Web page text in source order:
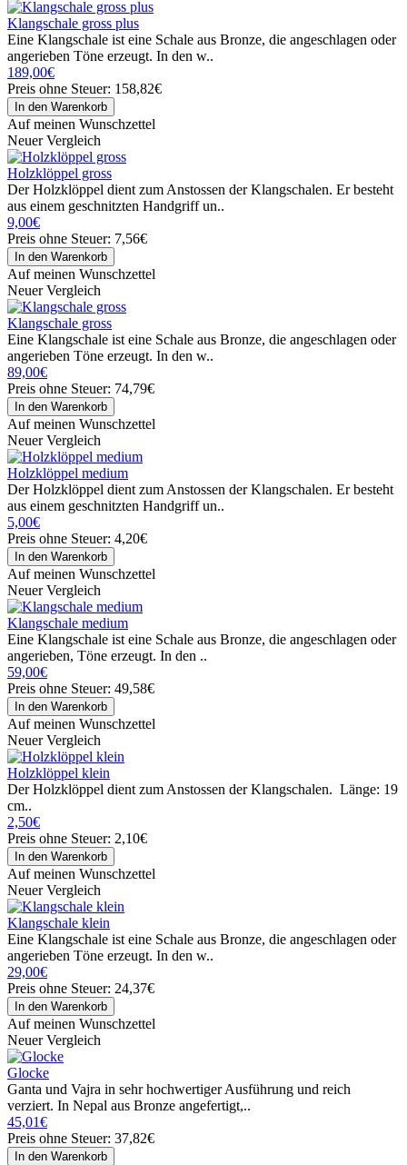
Klangschale gross plus
Eine Klangschale ist eine Schale aus Bronze, die angeschlagen oder
angerieben Töne erzeugt. In den w..
189,00€
Preis ohne Steuer: 158,82€
Auf meinen Wunschzettel
Neuer Vergleich
Holzklöppel gross
Der Holzklöppel dient zum Anstossen der Klangschalen. Er besteht
aus einem geschnitzten Handgriff un..
9,00€
Preis ohne Steuer: 7,56€
Auf meinen Wunschzettel
Neuer Vergleich
Klangschale gross
Eine Klangschale ist eine Schale aus Bronze, die angeschlagen oder
angerieben Töne erzeugt. In den w..
89,00€
Preis ohne Steuer: 74,79€
Auf meinen Wunschzettel
Neuer Vergleich
Holzklöppel medium
Der Holzklöppel dient zum Anstossen der Klangschalen. Er besteht
aus einem geschnitzten Handgriff un..
5,00€
Preis ohne Steuer: 4,20€
Auf meinen Wunschzettel
Neuer Vergleich
Klangschale medium
Eine Klangschale ist eine Schale aus Bronze, die angeschlagen oder
angerieben, Töne erzeugt. In den ..
59,00€
Preis ohne Steuer: 49,58€
Auf meinen Wunschzettel
Neuer Vergleich
Holzklöppel klein
Der Holzklöppel dient zum Anstossen der Klangschalen. Länge: 19
cm..
2,50€
Preis ohne Steuer: 2,10€
Auf meinen Wunschzettel
Neuer Vergleich
Klangschale klein
Eine Klangschale ist eine Schale aus Bronze, die angeschlagen oder
angerieben Töne erzeugt. In den w..
29,00€
Preis ohne Steuer: 24,37€
Auf meinen Wunschzettel
Neuer Vergleich
Glocke
Ganta und Vajra in sehr hochwertiger Ausführung und reich
verziert. In Nepal aus Bronze angefertigt,..
45,01€
Preis ohne Steuer: 37,82€